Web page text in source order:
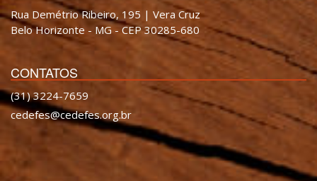
Rua Demétrio Ribeiro, 195 | Vera Cruz
Belo Horizonte - MG - CEP 30285-680
CONTATOS
(31) 3224-7659
cedefes@cedefes.org.br